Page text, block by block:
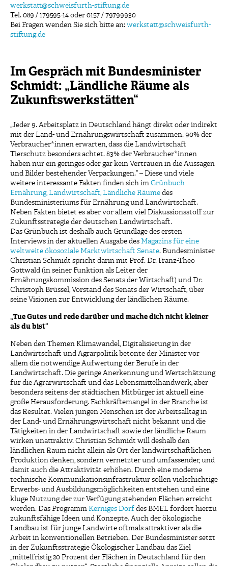
werkstatt@schweisfurth-stiftung.de
Tel. 089 / 179595-14 oder 0157 / 79799930
Bei Fragen wenden Sie sich bitte an: werkstatt@schweisfurth-
stiftung.de
Im Gespräch mit Bundesminister
Schmidt: „Ländliche Räume als
Zukunftswerkstätten“
„Jeder 9. Arbeitsplatz in Deutschland hängt direkt oder indirekt
mit der Land- und Ernährungswirtschaft zusammen. 90% der
Verbraucher*innen erwarten, dass die Landwirtschaft
Tierschutz besonders achtet. 83% der Verbraucher*innen
haben nur ein geringes oder gar kein Vertrauen in die Aussagen
und Bilder bestehender Verpackungen.“ – Diese und viele
weitere interessante Fakten finden sich im Grünbuch
Ernährung, Landwirtschaft, Ländliche Räume des
Bundesministeriums für Ernährung und Landwirtschaft.
Neben Fakten bietet es aber vor allem viel Diskussionsstoff zur
Zukunftsstrategie der deutschen Landwirtschaft.
Das Grünbuch ist deshalb auch Grundlage des ersten
Interviews in der aktuellen Ausgabe des Magazins für eine
weltweite ökosoziale Marktwirtschaft Senate. Bundesminister
Christian Schmidt spricht darin mit Prof. Dr. Franz-Theo
Gottwald (in seiner Funktion als Leiter der
Ernährungskommission des Senats der Wirtschaft) und Dr.
Christoph Brüssel, Vorstand des Senats der Wirtschaft, über
seine Visionen zur Entwicklung der ländlichen Räume.
„Tue Gutes und rede darüber und mache dich nicht kleiner
als du bist“
Neben den Themen Klimawandel, Digitalisierung in der
Landwirtschaft und Agrarpolitik betonte der Minister vor
allem die notwendige Aufwertung der Berufe in der
Landwirtschaft. Die geringe Anerkennung und Wertschätzung
für die Agrarwirtschaft und das Lebensmittelhandwerk, aber
besonders seitens der städtischen Mitbürger ist aktuell eine
große Herausforderung. Fachkräftemangel in der Branche ist
das Resultat. Vielen jungen Menschen ist der Arbeitsalltag in
der Land- und Ernährungswirtschaft nicht bekannt und die
Tätigkeiten in der Landwirtschaft sowie der ländliche Raum
wirken unattraktiv. Christian Schmidt will deshalb den
ländlichen Raum nicht allein als Ort der landwirtschaftlichen
Produktion denken, sondern vernetzter und umfassender, und
damit auch die Attraktivität erhöhen. Durch eine moderne
technische Kommunikationsinfrastruktur sollen vielschichtige
Erwerbs- und Ausbildungsmöglichkeiten entstehen und eine
kluge Nutzung der zur Verfügung stehenden Flächen erreicht
werden. Das Programm Kerniges Dorf des BMEL fördert hierzu
zukunftsfähige Ideen und Konzepte. Auch der ökologische
Landbau ist für junge Landwirte oftmals attraktiver als die
Arbeit in konventionellen Betrieben. Der Bundesminister setzt
in der Zukunftsstrategie Ökologischer Landbau das Ziel
„mittelfristig 20 Prozent der Flächen in Deutschland für den